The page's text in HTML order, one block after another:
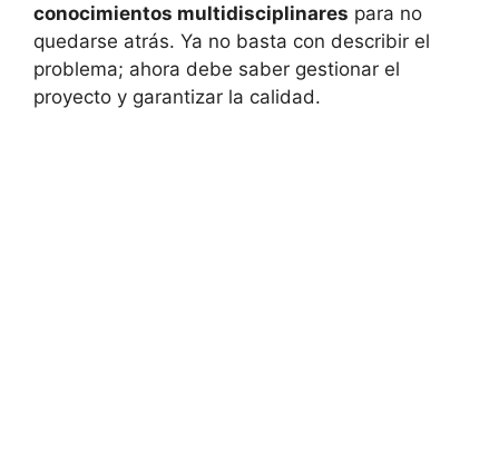
conocimientos multidisciplinares para no
quedarse atrás. Ya no basta con describir el
problema; ahora debe saber gestionar el
proyecto y garantizar la calidad.